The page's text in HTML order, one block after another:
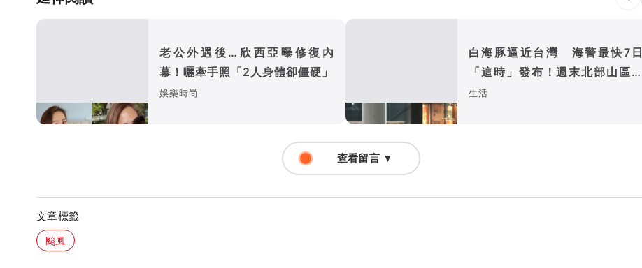
老公外遇後…欣西亞曝修復內
幕！曬牽手照「2人身體卻僵硬」
娛樂時尚
白海豚逼近台灣 海警最快7日
「這時」發布！週末北部山區防
豪雨
生活
查看留言 ▼
文章標籤
颱風